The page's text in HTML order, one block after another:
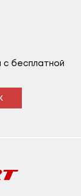
с бесплатной